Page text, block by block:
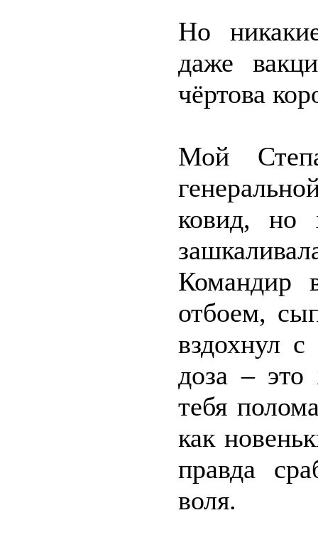
Но
даже
чёртова
Мой
ковид, но
Командир
отбоем,
вздохнул
доза –
тебя
как
правда
воля.